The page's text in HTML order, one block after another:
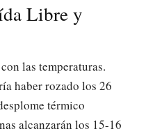
Libre y
las temperaturas.
haber rozado los 26
térmico
alcanzarán los 15-16